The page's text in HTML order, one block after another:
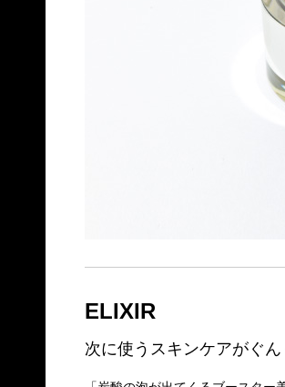
ELIXIR
次に使うスキンケアがぐ